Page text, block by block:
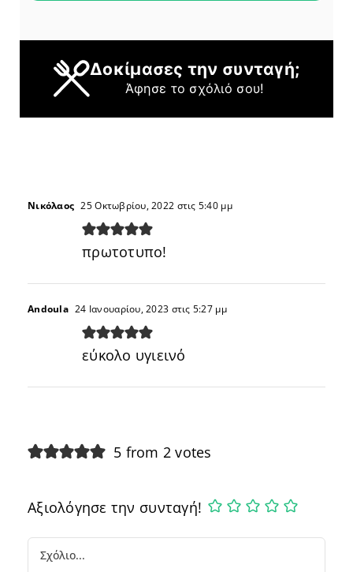
Δοκίμασες την συνταγή;
Άφησε το σχόλιό σου!
Nικόλαος 25 Οκτωβρίου, 2022 στις 5:40 μμ
πρωτοτυπο!
Andoula 24 Ιανουαρίου, 2023 στις 5:27 μμ
εύκολο υγιεινό
5 from 2 votes
Αξιολόγησε την συνταγή!
Comment